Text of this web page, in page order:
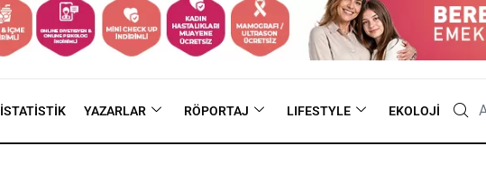
İSTATISTIK YAZARLAR RÖPORTAJ LIFESTYLE EKOLOJI